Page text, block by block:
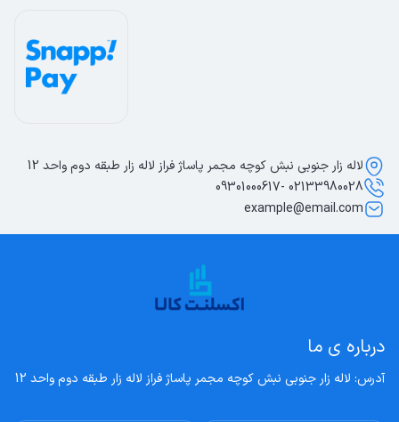
درباره ی ما
آدرس: لاله زار جنوبی نبش کوچه مجمر پاساژ فراز لاله زار طبقه دوم واحد 12
لاله زار جنوبی نبش کوچه مجمر پاساژ فراز لاله زار طبقه دوم واحد 12
02133980028 -09301000617
example@email.com